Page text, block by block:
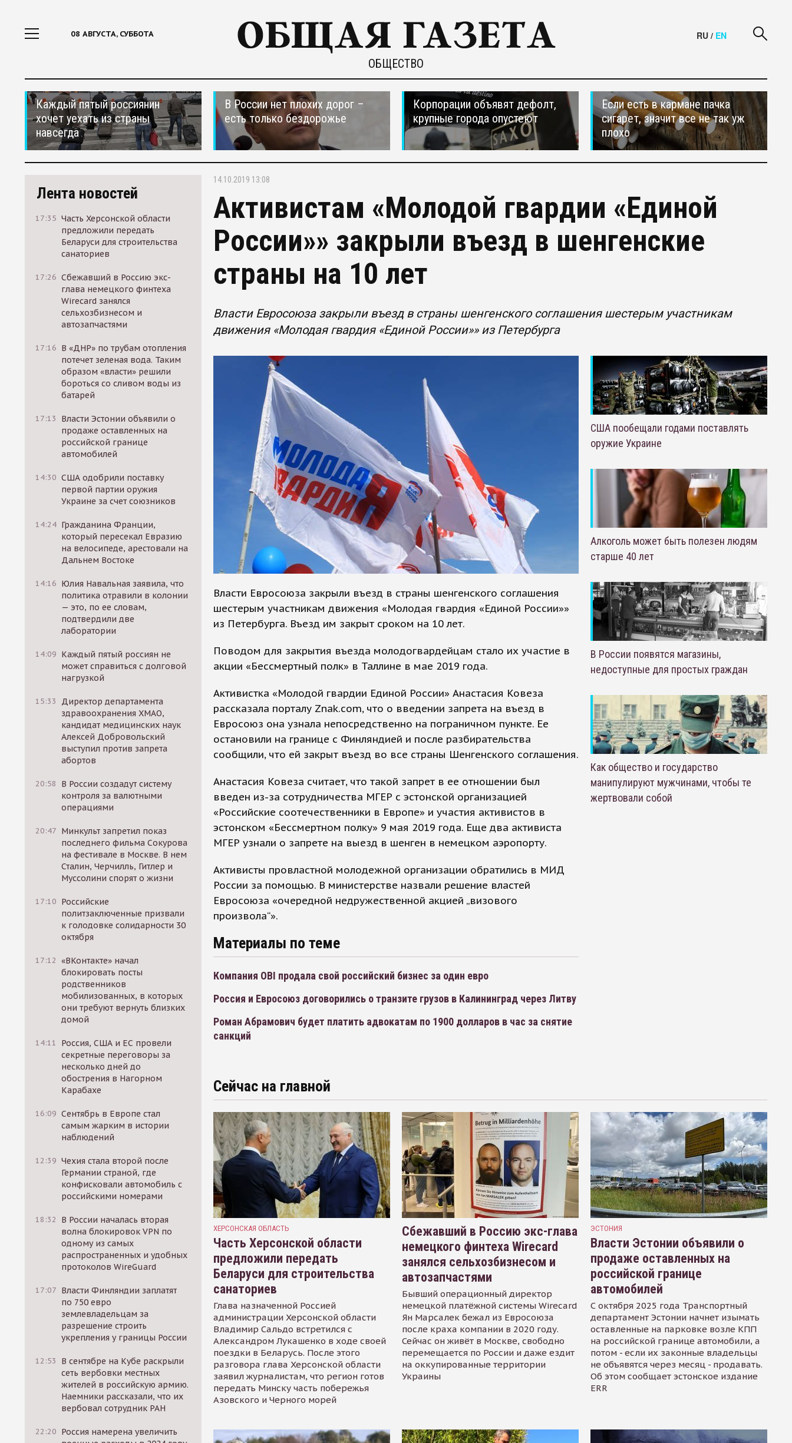
08 АВГУСТА, СУББОТА
ОБЩЕСТВО
RU / EN
Каждый пятый россиянин
хочет уехать из страны
навсегда
В России нет плохих дорог –
есть только бездорожье
Корпорации объявят дефолт,
крупные города опустеют
Если есть в кармане пачка
сигарет, значит все не так уж
плохо
Лента новостей
17:35 Часть Херсонской области
предложили передать
Беларуси для строительства
санаториев
17:26 Сбежавший в Россию экс-
глава немецкого финтеха
Wirecard занялся
сельхозбизнесом и
автозапчастями
17:16 В «ДНР» по трубам отопления
потечет зеленая вода. Таким
образом «власти» решили
бороться со сливом воды из
батарей
17:13
Власти Эстонии объявили о
продаже оставленных на
российской границе
автомобилей
14:30 США одобрили поставку
первой партии оружия
Украине за счет союзников
14:24 Гражданина Франции,
который пересекал Евразию
на велосипеде, арестовали на
Дальнем Востоке
14:16 Юлия Навальная заявила, что
политика отравили в колонии
— это, по ее словам,
подтвердили две
лаборатории
14:09 Каждый пятый россиян не
может справиться с долговой
нагрузкой
15:33
Директор департамента
здравоохранения ХМАО,
кандидат медицинских наук
Алексей Добровольский
выступил против запрета
абортов
20:58
В России создадут систему
контроля за валютными
операциями
20:47 Минкульт запретил показ
последнего фильма Сокурова
на фестивале в Москве. В нем
Сталин, Черчилль, Гитлер и
Муссолини спорят о жизни
17:10 Российские
политзаключенные призвали
к голодовке солидарности 30
октября
17:12 «ВКонтакте» начал
блокировать посты
родственников
мобилизованных, в которых
они требуют вернуть близких
домой
14:11
Россия, США и ЕС провели
секретные переговоры за
несколько дней до
обострения в Нагорном
Карабахе
16:09 Сентябрь в Европе стал
самым жарким в истории
наблюдений
12:39 Чехия стала второй после
Германии страной, где
конфисковали автомобиль с
российскими номерами
18:32
В России началась вторая
волна блокировок VPN по
одному из самых
распространенных и удобных
протоколов WireGuard
17:07 Власти Финляндии заплатят
по 750 евро
землевладельцам за
разрешение строить
укрепления у границы России
12:53
В сентябре на Кубе раскрыли
сеть вербовки местных
жителей в российскую армию.
Наемники рассказали, что их
вербовал сотрудник РАН
22:20 Россия намерена увеличить
14.10.2019 13:08
Активистам «Молодой гвардии «Единой
России»» закрыли въезд в шенгенские
страны на 10 лет
Власти Евросоюза закрыли въезд в страны шенгенского соглашения шестерым участникам
движения «Молодая гвардия «Единой России»» из Петербурга
Власти Евросоюза закрыли въезд в страны шенгенского соглашения
шестерым участникам движения «Молодая гвардия «Единой России»»
из Петербурга. Въезд им закрыт сроком на 10 лет.
Поводом для закрытия въезда молодогвардейцам стало их участие в
акции «Бессмертный полк» в Таллине в мае 2019 года.
Активистка «Молодой гвардии Единой России» Анастасия Ковеза
рассказала порталу Znak.com, что о введении запрета на въезд в
Евросоюз она узнала непосредственно на пограничном пункте. Ее
остановили на границе с Финляндией и после разбирательства
сообщили, что ей закрыт въезд во все страны Шенгенского соглашения.
Анастасия Ковеза считает, что такой запрет в ее отношении был
введен из-за сотрудничества МГЕР с эстонской организацией
«Российские соотечественники в Европе» и участия активистов в
эстонском «Бессмертном полку» 9 мая 2019 года. Еще два активиста
МГЕР узнали о запрете на выезд в шенген в немецком аэропорту.
Активисты провластной молодежной организации обратились в МИД
России за помощью. В министерстве назвали решение властей
Евросоюза «очередной недружественной акцией „визового
произвола“».
Материалы по теме
Компания OBI продала свой российский бизнес за один евро
Россия и Евросоюз договорились о транзите грузов в Калининград через Литву
Роман Абрамович будет платить адвокатам по 1900 долларов в час за снятие
санкций
США пообещали годами поставлять
оружие Украине
Алкоголь может быть полезен людям
старше 40 лет
В России появятся магазины,
недоступные для простых граждан
Как общество и государство
манипулируют мужчинами, чтобы те
жертвовали собой
Сейчас на главной
ХЕРСОНСКАЯ ОБЛАСТЬ
Часть Херсонской области
предложили передать
Беларуси для строительства
санаториев
Глава назначенной Россией
администрации Херсонской области
Владимир Сальдо встретился с
Александром Лукашенко в ходе своей
поездки в Беларусь. После этого
разговора глава Херсонской области
заявил журналистам, что регион готов
передать Минску часть побережья
Азовского и Черного морей
Сбежавший в Россию экс-глава
немецкого финтеха Wirecard
занялся сельхозбизнесом и
автозапчастями
Бывший операционный директор
немецкой платёжной системы Wirecard
Ян Марсалек бежал из Евросоюза
после краха компании в 2020 году.
Сейчас он живёт в Москве, свободно
перемещается по России и даже ездит
на оккупированные территории
Украины
ЭСТОНИЯ
Власти Эстонии объявили о
продаже оставленных на
российской границе
автомобилей
С октября 2025 года Транспортный
департамент Эстонии начнет изымать
оставленные на парковке возле КПП
на российской границе автомобили, а
потом - если их законные владельцы
не объявятся через месяц - продавать.
Об этом сообщает эстонское издание
ERR